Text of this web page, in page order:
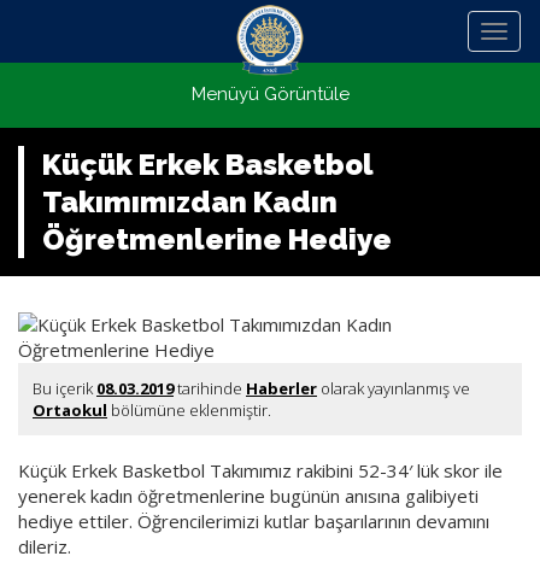
Menü
Menüyü Görüntüle
Küçük Erkek Basketbol
Takımımızdan Kadın
Öğretmenlerine Hediye
Bu içerik08.03.2019tarihinde Haberler olarak yayınlanmış ve
Ortaokul bölümüne eklenmiştir.
Küçük Erkek Basketbol Takımımız rakibini 52-34′ lük skor ile
yenerek kadın öğretmenlerine bugünün anısına galibiyeti
hediye ettiler. Öğrencilerimizi kutlar başarılarının devamını
dileriz.